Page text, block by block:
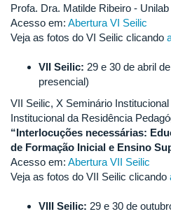
Profa. Dra. Matilde Ribeiro -
Acesso em: Abertura VI Seilic
Veja as fotos do VI Seilic clicando
VII Seilic: 29 e 30 de abril
presencial)
VII Seilic, X Seminário
Institucional da Residência
“Interlocuções necessárias:
de Formação Inicial e Ensino
Acesso em: Abertura VII Seilic
Veja as fotos do VII Seilic clicando
VIII Seilic: 29 e 30 de